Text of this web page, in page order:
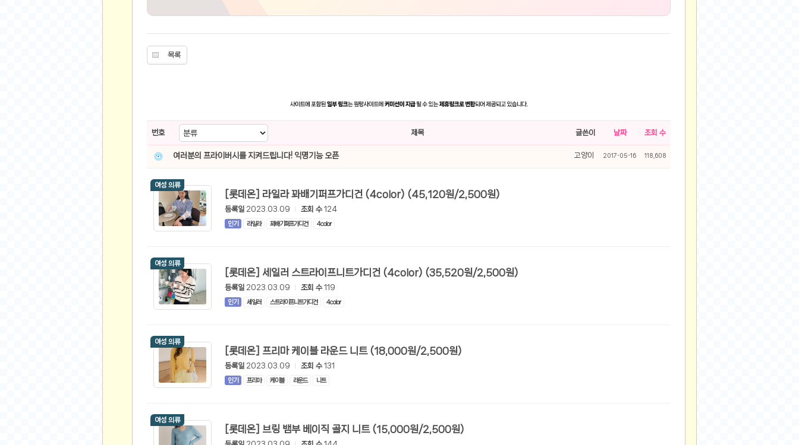
스쿠버 다이빙
해외 가수
네일아트
목록
번호 제목 글쓴이 날짜 조회 수
여러분의 프라이버시를 지켜드립니다! 익명기능 오픈 고양이 2017-05-16 118,608
여성 의류
[롯데온] 라일라 꽈배기퍼프가디건 (4color) (45,120원/2,500원)
등록일 2023.03.09 조회 수124
인기 라일라 꽈배기퍼프가디건 4color
여성 의류
[롯데온] 세일러 스트라이프니트가디건 (4color) (35,520원/2,500원)
등록일 2023.03.09 조회 수119
인기 세일러 스트라이프니트가디건 4color
여성 의류
[롯데온] 프리마 케이블 라운드 니트 (18,000원/2,500원)
등록일 2023.03.09 조회 수131
인기 프리마 케이블 라운드 니트
여성 의류
[롯데온] 브링 뱀부 베이직 골지 니트 (15,000원/2,500원)